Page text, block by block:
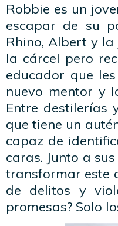
Robbie es un
escapar de su
Rhino, Albert y
la cárcel pero
educador que
nuevo mentor y
Entre destilerías
que tiene un
capaz de
caras. Junto a
transformar este
de delitos y
promesas? Solo